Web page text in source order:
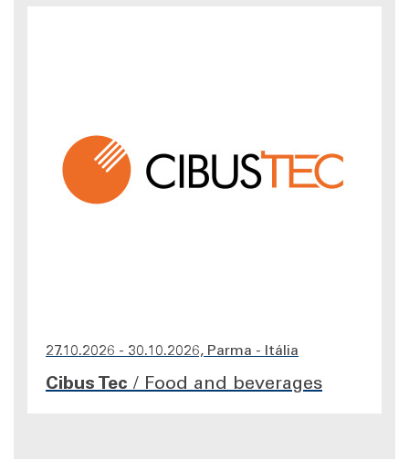
27.10.2026 - 30.10.2026, Parma - Itália
Cibus Tec / Food and beverages